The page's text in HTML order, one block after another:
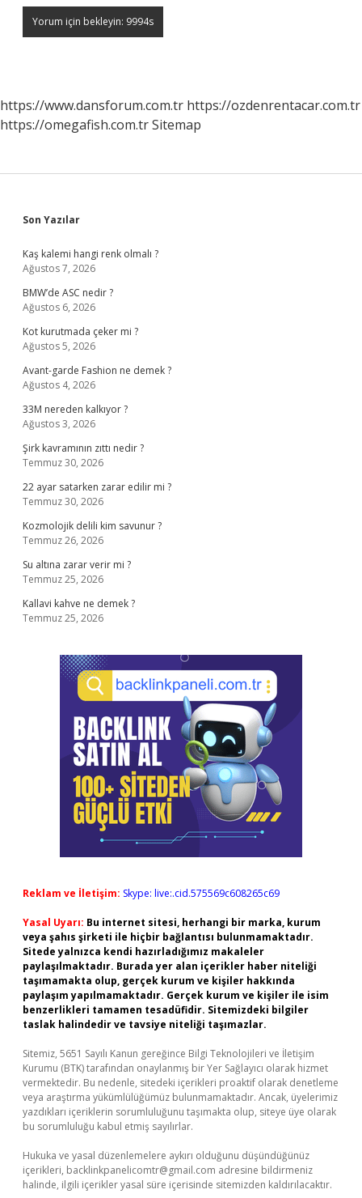
https://www.dansforum.com.tr https://ozdenrentacar.com.tr
https://omegafish.com.trSitemap
Sidebar
Son Yazılar
Kaş kalemi hangi renk olmalı ?
Ağustos 7, 2026
BMW’de ASC nedir ?
Ağustos 6, 2026
Kot kurutmada çeker mi ?
Ağustos 5, 2026
Avant-garde Fashion ne demek ?
Ağustos 4, 2026
33M nereden kalkıyor ?
Ağustos 3, 2026
Şirk kavramının zıttı nedir ?
Temmuz 30, 2026
22 ayar satarken zarar edilir mi ?
Temmuz 30, 2026
Kozmolojik delili kim savunur ?
Temmuz 26, 2026
Su altına zarar verir mi ?
Temmuz 25, 2026
Kallavi kahve ne demek ?
Temmuz 25, 2026
Reklam ve İletişim: Skype: live:.cid.575569c608265c69
Yasal Uyarı: Bu internet sitesi, herhangi bir marka, kurum
veya şahıs şirketi ile hiçbir bağlantısı bulunmamaktadır.
Sitede yalnızca kendi hazırladığımız makaleler
paylaşılmaktadır. Burada yer alan içerikler haber niteliği
taşımamakta olup, gerçek kurum ve kişiler hakkında
paylaşım yapılmamaktadır. Gerçek kurum ve kişiler ile isim
benzerlikleri tamamen tesadüfidir. Sitemizdeki bilgiler
taslak halindedir ve tavsiye niteliği taşımazlar.
Sitemiz, 5651 Sayılı Kanun gereğince Bilgi Teknolojileri ve İletişim
Kurumu (BTK) tarafından onaylanmış bir Yer Sağlayıcı olarak hizmet
vermektedir. Bu nedenle, sitedeki içerikleri proaktif olarak denetleme
veya araştırma yükümlülüğümüz bulunmamaktadır. Ancak, üyelerimiz
yazdıkları içeriklerin sorumluluğunu taşımakta olup, siteye üye olarak
bu sorumluluğu kabul etmiş sayılırlar.
Hukuka ve yasal düzenlemelere aykırı olduğunu düşündüğünüz
içerikleri, backlinkpanelicomtr@gmail.com adresine bildirmeniz
halinde, ilgili içerikler yasal süre içerisinde sitemizden kaldırılacaktır.